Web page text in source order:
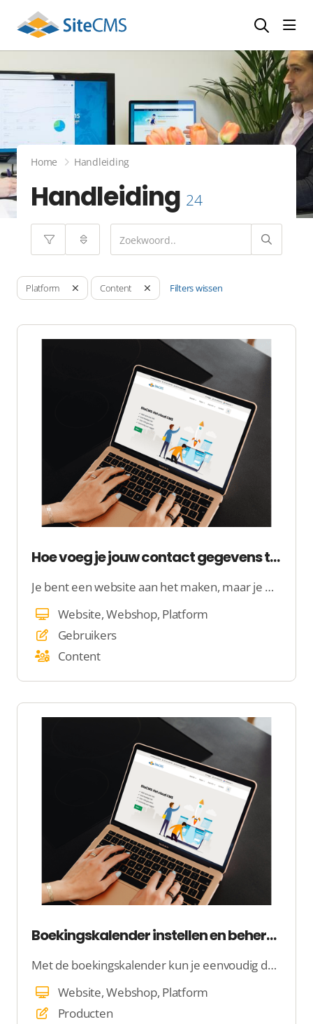
Home Handleiding
Handleiding 24
Platform Content Filters wissen
Hoe voeg je jouw contact gegevens toe in de footer?
Je bent een website aan het maken, maar je wilt in de footer nu jouw contact gegevens toevoegen. Hoe doe je dat? Hier leggen wij uit hoe je het makkelijkst jouw contact gegevens kan toevoegen in de footer.
Website, Webshop, Platform
Gebruikers
Content
Boekingskalender instellen en beheren
Met de boekingskalender kun je eenvoudig de beschikbaarheid van items zoals accommodaties, cursussen of evenementen beheren. Deze handleiding legt stap voor stap uit hoe je de kalender instelt.
Website, Webshop, Platform
Producten